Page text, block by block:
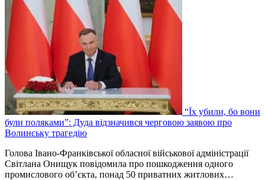
“Їх убили, бо вони
були поляками”: Дуда відзначився черговою заявою про
Волинську трагедію
Голова Івано-Франківської обласної військової адміністрації
Світлана Онищук повідомила про пошкодження одного
промислового об’єкта, понад 50 приватних житлових…